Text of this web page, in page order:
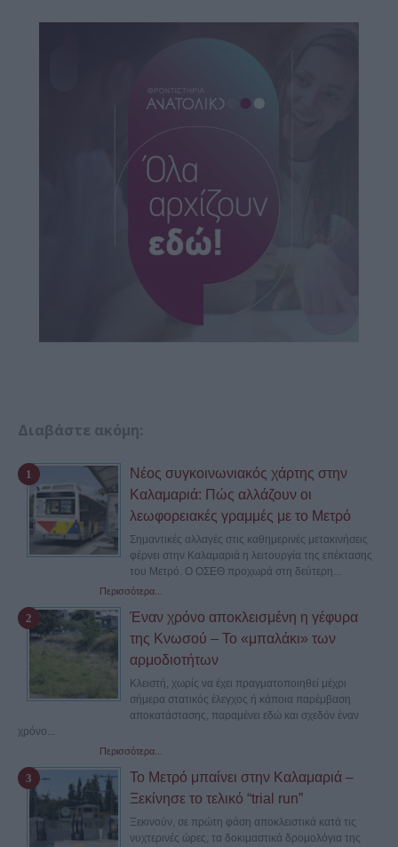
Διαβάστε ακόμη:
Νέος συγκοινωνιακός χάρτης στην
Καλαμαριά: Πώς αλλάζουν οι
λεωφορειακές γραμμές με το Μετρό
Σημαντικές αλλαγές στις καθημερινές μετακινήσεις
φέρνει στην Καλαμαριά η λειτουργία της επέκτασης
του Μετρό. Ο ΟΣΕΘ προχωρά στη δεύτερη...
Περισσότερα...
Έναν χρόνο αποκλεισμένη η γέφυρα
της Κνωσού – Το «μπαλάκι» των
αρμοδιοτήτων
Κλειστή, χωρίς να έχει πραγματοποιηθεί μέχρι
σήμερα στατικός έλεγχος ή κάποια παρέμβαση
αποκατάστασης, παραμένει εδώ και σχεδόν έναν
χρόνο...
Περισσότερα...
Το Μετρό μπαίνει στην Καλαμαριά –
Ξεκίνησε το τελικό “trial run”
Ξεκινούν, σε πρώτη φάση αποκλειστικά κατά τις
νυχτερινές ώρες, τα δοκιμαστικά δρομολόγια της